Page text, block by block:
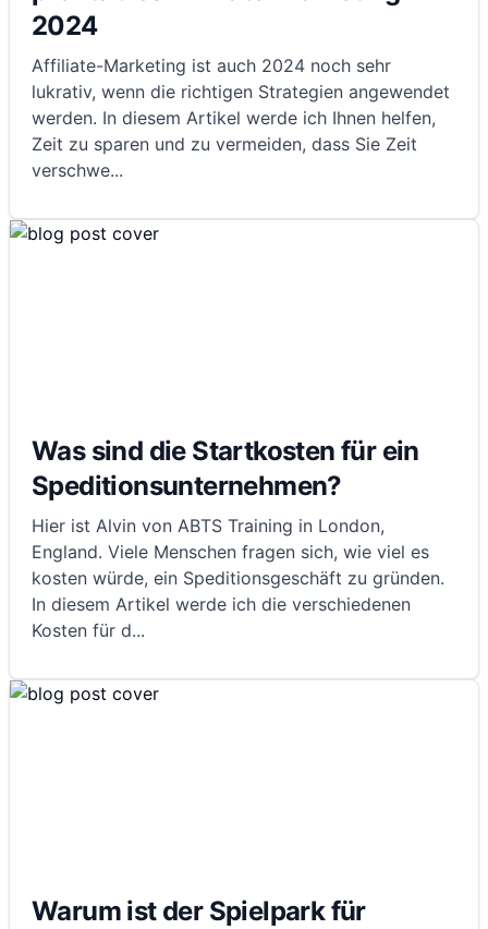
2024
Affiliate-Marketing ist auch 2024 noch sehr
lukrativ, wenn die richtigen Strategien angewendet
werden. In diesem Artikel werde ich Ihnen helfen,
Zeit zu sparen und zu vermeiden, dass Sie Zeit
verschwe...
Was sind die Startkosten für ein
Speditionsunternehmen?
Hier ist Alvin von ABTS Training in London,
England. Viele Menschen fragen sich, wie viel es
kosten würde, ein Speditionsgeschäft zu gründen.
In diesem Artikel werde ich die verschiedenen
Kosten für d...
Warum ist der Spielpark für